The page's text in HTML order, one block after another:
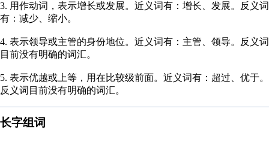
3. 用作动词，表示增长或发展。近义词有：增长、发展。反义词
有：减少、缩小。
4. 表示领导或主管的身份地位。近义词有：主管、领导。反义词
目前没有明确的词汇。
5. 表示优越或上等，用在比较级前面。近义词有：超过、优于。
反义词目前没有明确的词汇。
长字组词